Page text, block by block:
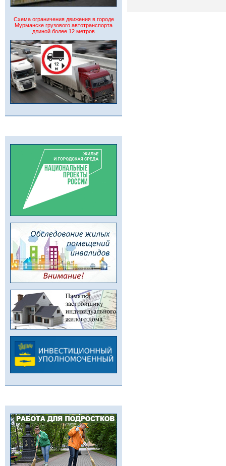
Схема ограничения движения в городе
Мурманске грузового автотранспорта
длиной более 12 метров